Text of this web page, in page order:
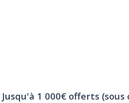
Jusqu'à 1 000€ offerts